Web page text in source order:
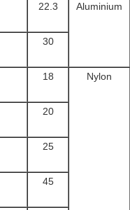
22.3 Aluminium
30
18 Nylon
20
25
45